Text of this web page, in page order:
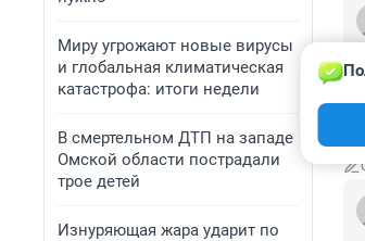
Миру угрожают новые вирусы
и глобальная климатическая
катастрофа: итоги недели
В смертельном ДТП на западе
Омской области пострадали
трое детей
Изнуряющая жара ударит по